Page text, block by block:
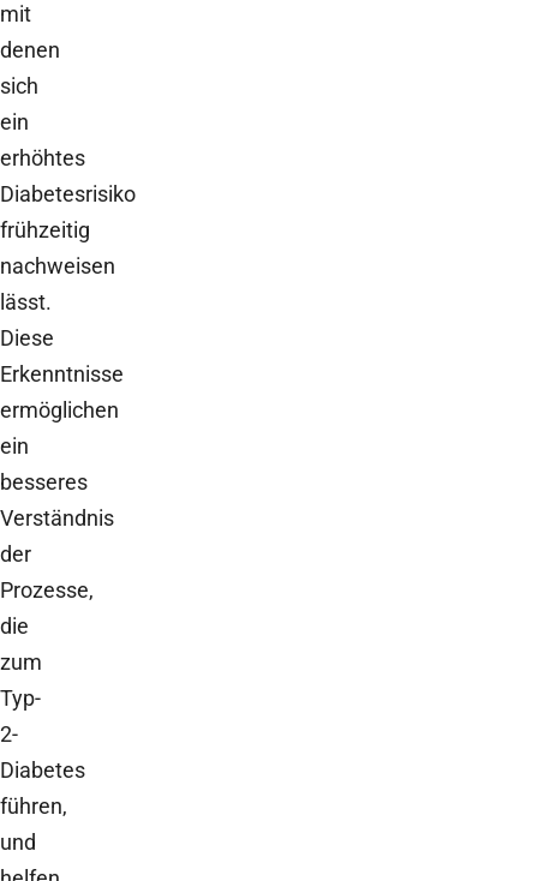
mit
denen
sich
ein
erhöhtes
Diabetesrisiko
frühzeitig
nachweisen
lässt.
Diese
Erkenntnisse
ermöglichen
ein
besseres
Verständnis
der
Prozesse,
die
zum
Typ-
2-
Diabetes
führen,
und